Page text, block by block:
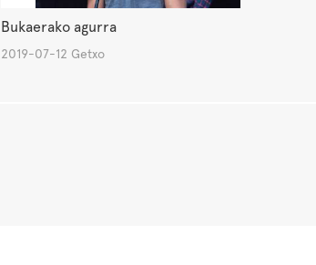
Bukaerako agurra
2019-07-12 Getxo